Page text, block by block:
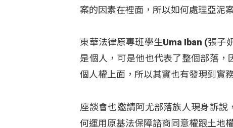
案的因素在裡面，所以如何處理亞泥
東華法律原專班學生Uma Iban (張子
是個人，可是他也代表了整個部落
個人權上面，所以其實也有發現到實
座談會也邀請阿尤部落族人現身訴
何運用原基法保障諮商同意權跟土地